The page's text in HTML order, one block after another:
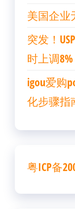
美国企业
突发！
时上调8%
igou爱购
化步骤指
粤ICP备